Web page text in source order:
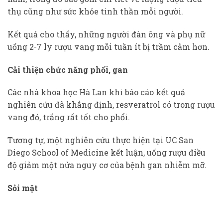
thụ cũng như sức khỏe tinh thần mỗi người.
Kết quả cho thấy, những người đàn ông và phụ nữ
uống 2-7 ly rượu vang mỗi tuần ít bị trầm cảm hơn.
Cải thiện chức năng phổi, gan
Các nhà khoa học Hà Lan khi báo cáo kết quả
nghiên cứu đã khẳng định, resveratrol có trong rượu
vang đỏ, trắng rất tốt cho phổi.
Tương tự, một nghiên cứu thực hiện tại UC San
Diego School of Medicine kết luận, uống rượu điều
độ giảm một nửa nguy cơ của bệnh gan nhiễm mỡ.
Sỏi mật